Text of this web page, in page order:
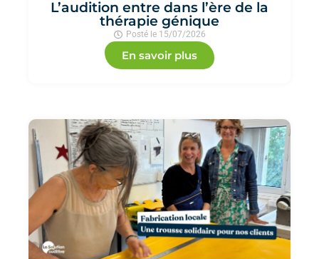
L’audition entre dans l’ère de la
thérapie génique
Posté le 15/07/2026
En savoir plus